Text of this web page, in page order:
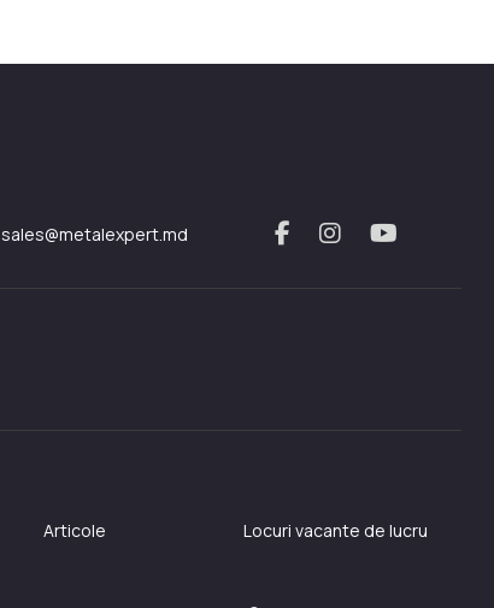
sales@metalexpert.md
Articole Locuri vacante de lucru